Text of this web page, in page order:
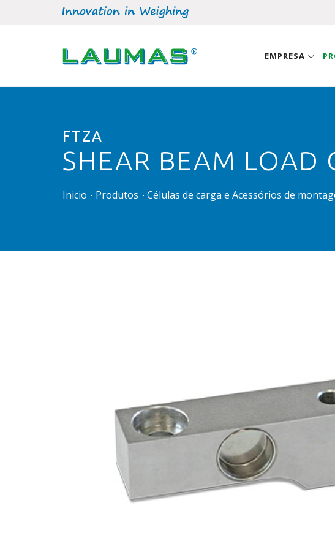
EMPRESA
FTZA
SHEAR BEAM LOAD
Inicio Produtos Células de carga e Acessórios de